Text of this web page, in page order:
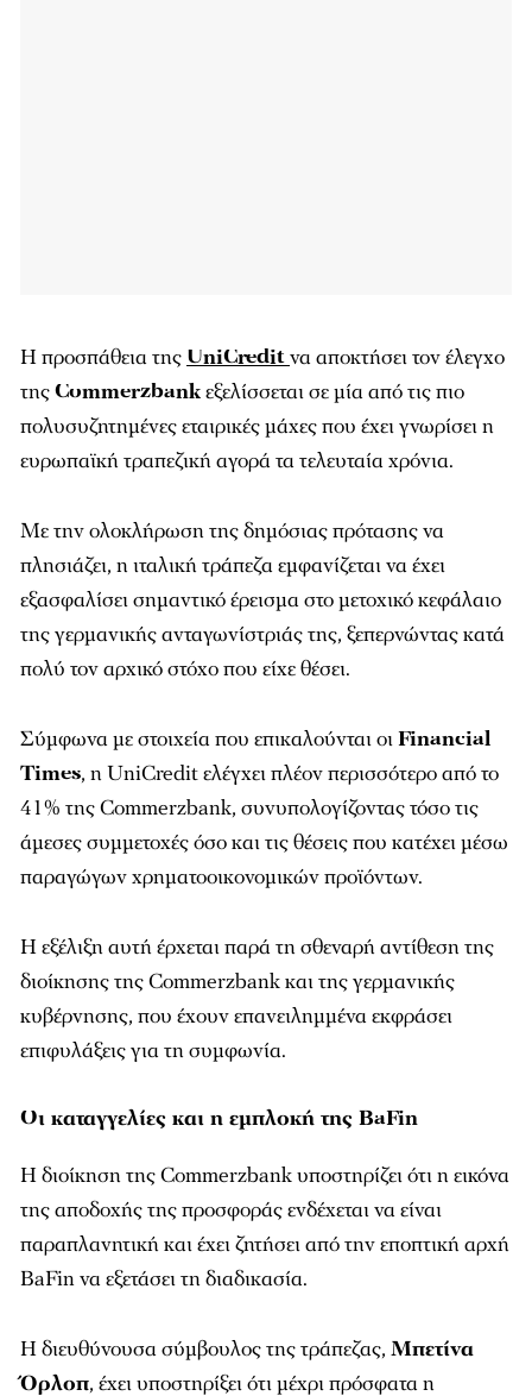
Η προσπάθεια της UniCreditνα αποκτήσει τον έλεγχο
τηςCommerzbankεξελίσσεται σε μία από τις πιο
πολυσυζητημένες εταιρικές μάχες που έχει γνωρίσει η
ευρωπαϊκή τραπεζική αγορά τα τελευταία χρόνια.
Με την ολοκλήρωση της δημόσιας πρότασης να
πλησιάζει, η ιταλική τράπεζα εμφανίζεται να έχει
εξασφαλίσει σημαντικό έρεισμα στο μετοχικό κεφάλαιο
της γερμανικής ανταγωνίστριάς της, ξεπερνώντας κατά
πολύ τον αρχικό στόχο που είχε θέσει.
Σύμφωνα με στοιχεία που επικαλούνται οιFinancial
Times, η UniCredit ελέγχει πλέον περισσότερο από το
41% της Commerzbank, συνυπολογίζοντας τόσο τις
άμεσες συμμετοχές όσο και τις θέσεις που κατέχει μέσω
παραγώγων χρηματοοικονομικών προϊόντων.
Η εξέλιξη αυτή έρχεται παρά τη σθεναρή αντίθεση της
διοίκησης της Commerzbank και της γερμανικής
κυβέρνησης, που έχουν επανειλημμένα εκφράσει
επιφυλάξεις για τη συμφωνία.
Οι καταγγελίες και η εμπλοκή της BaFin
Η διοίκηση της Commerzbank υποστηρίζει ότι η εικόνα
της αποδοχής της προσφοράς ενδέχεται να είναι
παραπλανητική και έχει ζητήσει από την εποπτική αρχή
BaFinνα εξετάσει τη διαδικασία.
Η διευθύνουσα σύμβουλος της τράπεζας, Μπετίνα
Όρλοπ, έχει υποστηρίξει ότι μέχρι πρόσφατα η